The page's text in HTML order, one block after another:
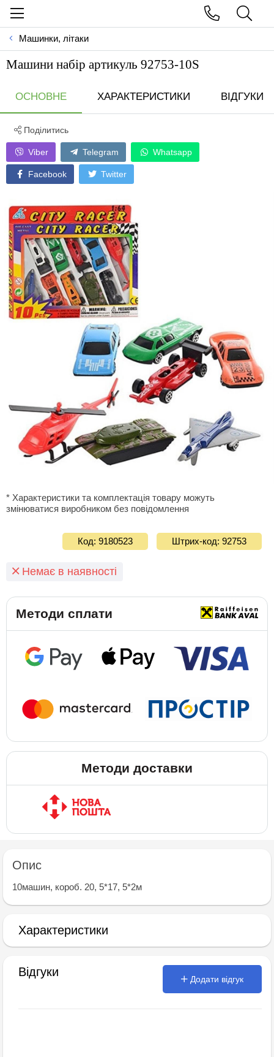
Машинки, літаки
Машини набір артикуль 92753-10S
ОСНОВНЕ ХАРАКТЕРИСТИКИ ВІДГУКИ
Поділитись
Viber Telegram Whatsapp
Facebook Twitter
* Характеристики та комплектація товару можуть
змінюватися виробником без повідомлення
Код: 9180523 Штрих-код: 92753
Немає в наявності
Методи сплати
Методи доставки
Опис
10машин, короб. 20, 5*17, 5*2м
Характеристики
Відгуки
Додати відгук